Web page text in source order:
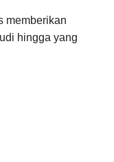
memberikan
hingga yang